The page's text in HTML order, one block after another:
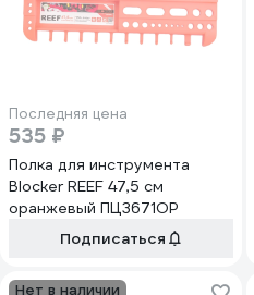
Последняя цена
535 ₽
Полка для инструмента
Blocker REEF 47,5 см
оранжевый ПЦ3671ОР
Подписаться
Нет в наличии